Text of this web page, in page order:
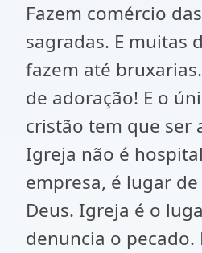
Fazem comércio
sagradas. E muitas
fazem até
de adoração! E o
cristão tem que ser
Igreja não é
empresa, é lugar
Deus. Igreja é o
denuncia o pecado.